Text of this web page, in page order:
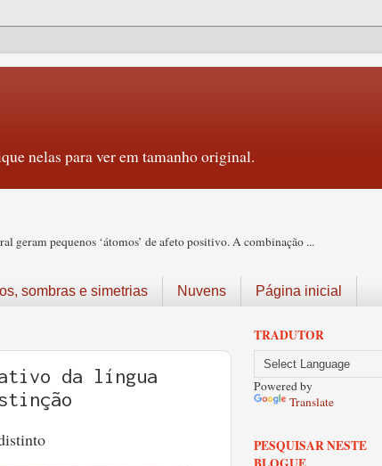
nelas para ver em tamanho original.
geram pequenos ‘átomos’ de afeto positivo. A combinação ...
sombras e simetrias Nuvens Página inicial
da língua
TRADUTOR
Powered by
Translate
PESQUISAR NESTE